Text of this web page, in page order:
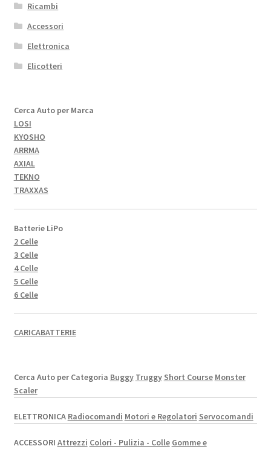
Ricambi
Accessori
Elettronica
Elicotteri
Cerca Auto per Marca
LOSI
KYOSHO
ARRMA
AXIAL
TEKNO
TRAXXAS
Batterie LiPo
2 Celle
3 Celle
4 Celle
5 Celle
6 Celle
CARICABATTERIE
Cerca Auto per Categoria Buggy Truggy Short Course Monster
Scaler
ELETTRONICA Radiocomandi Motori e Regolatori Servocomandi
ACCESSORI Attrezzi Colori - Pulizia - Colle Gomme e